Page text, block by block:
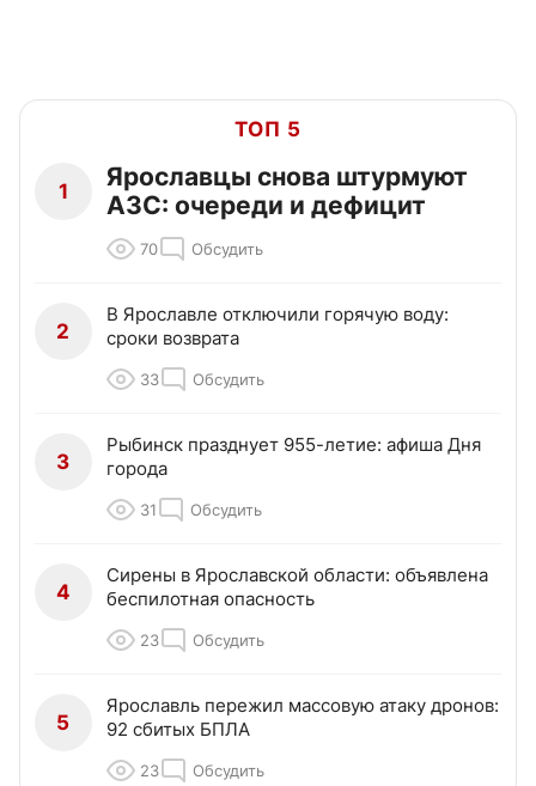
ТОП 5
1
Ярославцы снова штурмуют
АЗС: очереди и дефицит
70 Обсудить
2
В Ярославле отключили горячую воду:
сроки возврата
33 Обсудить
3
Рыбинск празднует 955-летие: афиша Дня
города
31 Обсудить
4
Сирены в Ярославской области: объявлена
беспилотная опасность
23 Обсудить
5
Ярославль пережил массовую атаку дронов:
92 сбитых БПЛА
23 Обсудить